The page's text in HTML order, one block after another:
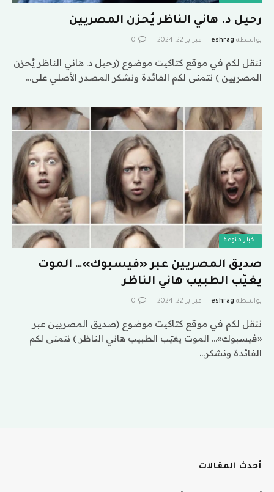
رحيل د. هاني الناظر يُحزن المصريين
بواسطة eshrag فبراير 22, 2024 0
ننقل لكم في موقع كتاكيت موضوع (رحيل د. هاني الناظر يُحزن
المصريين ) نتمنى لكم الفائدة ونشكر المصدر الأصلي على…
اخبار منوعة
صديق المصريين عبر «فيسبوك»… الموت
يغيّب الطبيب هاني الناظر
بواسطة eshrag فبراير 22, 2024 0
ننقل لكم في موقع كتاكيت موضوع (صديق المصريين عبر
«فيسبوك»… الموت يغيّب الطبيب هاني الناظر ) نتمنى لكم
الفائدة ونشكر…
أحدث المقالات